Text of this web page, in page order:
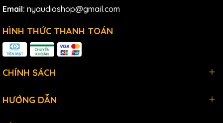
động, đáp ứng mọi yêu cầu khắt khe của các chuyên gia
âm thanh. Dù là trong các buổi biểu diễn trực tiếp hay trong
studio ghi âm, ADX1 đều đảm bảo mang đến trải nghiệm
âm thanh tốt nhất cho người dùng.
Dễ dàng cài đặt và sử dụng
Shure ADX1 được thiết kế với giao diện người dùng thân
nét và các nút điều khiển đơn giản, người dùng có thể dễ
dàng thao tác và điều chỉnh các thông số của thiết bị. Hơn
Email: nyaudioshop@gmail.com
HÌNH THỨC THANH TOÁN
CHÍNH SÁCH
HƯỚNG DẪN